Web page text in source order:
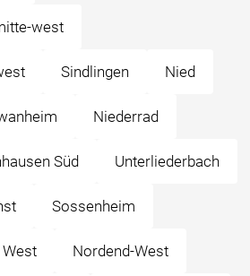
west
Sindlingen Nied
Niederrad
Süd Unterliederbach
Sossenheim
West Nordend-West